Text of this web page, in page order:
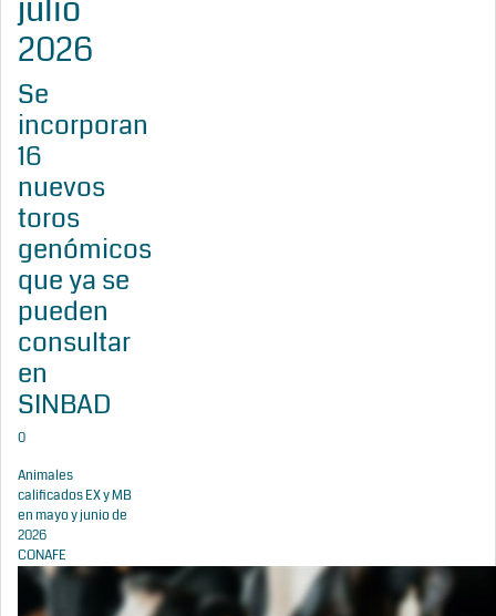
julio
2026
Se
incorporan
16
nuevos
toros
genómicos
que ya se
pueden
consultar
en
SINBAD
0
Animales
calificados EX y MB
en mayo y junio de
2026
CONAFE